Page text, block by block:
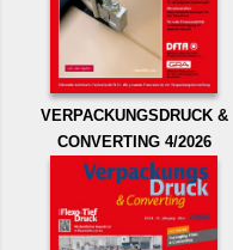
VERPACKUNGSDRUCK &
CONVERTING 4/2026